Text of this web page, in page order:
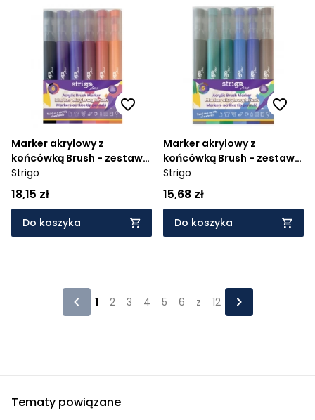
Marker akrylowy z
końcówką Brush - zestaw
7, 6 szt
Strigo
18,15 zł
Do koszyka
Marker akrylowy z
końcówką Brush - zestaw
9, 6 szt
Strigo
15,68 zł
Do koszyka
1 2 3 4 5 6 z 12
Tematy powiązane